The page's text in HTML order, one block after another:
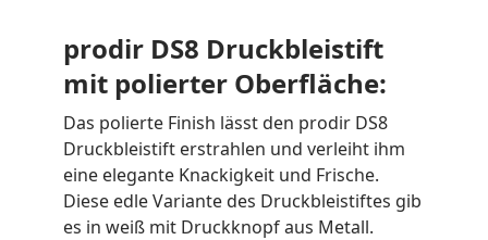
prodir DS8 Druckbleistift
mit polierter Oberfläche:
Das polierte Finish lässt den prodir DS8
Druckbleistift erstrahlen und verleiht ihm
eine elegante Knackigkeit und Frische.
Diese edle Variante des Druckbleistiftes gib
es in weiß mit Druckknopf aus Metall.